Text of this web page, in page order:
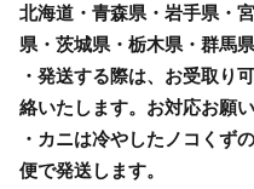
北海道・青森県・岩手県・
県・茨城県・栃木県・群馬
・発送する際は、お受取り
絡いたします。お対応お願い
・カニは冷やしたノコくず
便で発送します。